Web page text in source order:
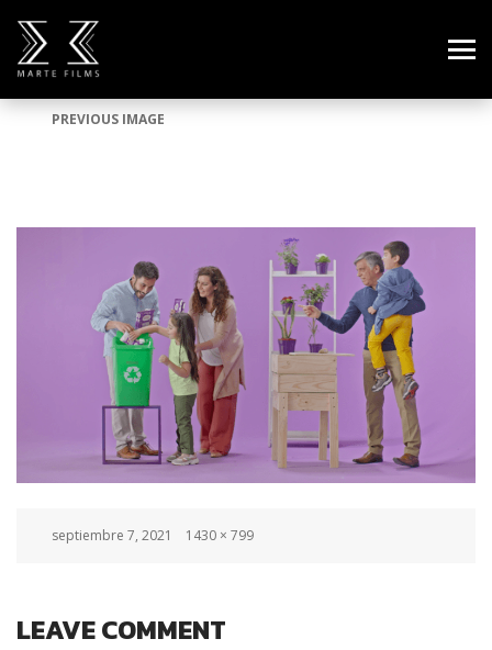
PREVIOUS IMAGE
Posted
septiembre 7, 2021
Full
1430 × 799
LEAVE COMMENT